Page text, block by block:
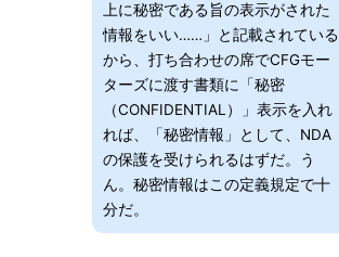
上に秘密である旨の表示がされた
情報をいい……」と記載されている
から、打ち合わせの席でCFGモー
ターズに渡す書類に「秘密
（CONFIDENTIAL）」表示を入れ
れば、「秘密情報」として、NDA
の保護を受けられるはずだ。う
ん。秘密情報はこの定義規定で十
分だ。